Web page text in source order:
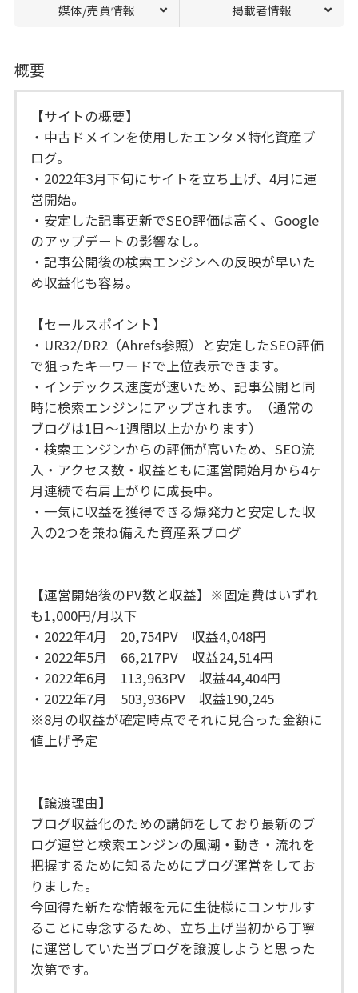
媒体/売買情報 掲載者情報
概要
【サイトの概要】
・中古ドメインを使用したエンタメ特化資産ブ
ログ。
・2022年3月下旬にサイトを立ち上げ、4月に運
営開始。
・安定した記事更新でSEO評価は高く、Google
のアップデートの影響なし。
・記事公開後の検索エンジンへの反映が早いた
め収益化も容易。
【セールスポイント】
・UR32/DR2（Ahrefs参照）と安定したSEO評価
で狙ったキーワードで上位表示できます。
・インデックス速度が速いため、記事公開と同
時に検索エンジンにアップされます。（通常の
ブログは1日〜1週間以上かかります）
・検索エンジンからの評価が高いため、SEO流
入・アクセス数・収益ともに運営開始月から4ヶ
月連続で右肩上がりに成長中。
・一気に収益を獲得できる爆発力と安定した収
入の2つを兼ね備えた資産系ブログ
【運営開始後のPV数と収益】※固定費はいずれ
も1,000円/月以下
・2022年4月 20,754PV 収益4,048円
・2022年5月 66,217PV 収益24,514円
・2022年6月 113,963PV 収益44,404円
・2022年7月 503,936PV 収益190,245
※8月の収益が確定時点でそれに見合った金額に
値上げ予定
【譲渡理由】
ブログ収益化のための講師をしており最新のブ
ログ運営と検索エンジンの風潮・動き・流れを
把握するために知るためにブログ運営をしてお
りました。
今回得た新たな情報を元に生徒様にコンサルす
ることに専念するため、立ち上げ当初から丁寧
に運営していた当ブログを譲渡しようと思った
次第です。